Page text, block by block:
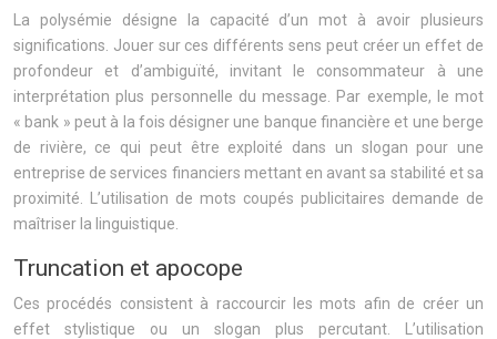
La polysémie désigne la capacité d’un mot à avoir plusieurs
significations. Jouer sur ces différents sens peut créer un effet de
profondeur et d’ambiguïté, invitant le consommateur à une
interprétation plus personnelle du message. Par exemple, le mot
« bank » peut à la fois désigner une banque financière et une berge
de rivière, ce qui peut être exploité dans un slogan pour une
entreprise de services financiers mettant en avant sa stabilité et sa
proximité. L’utilisation de mots coupés publicitaires demande de
maîtriser la linguistique.
Truncation et apocope
Ces procédés consistent à raccourcir les mots afin de créer un
effet stylistique ou un slogan plus percutant. L’utilisation